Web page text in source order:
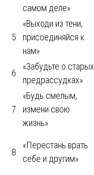
самом деле»
5
«Выходи из тени,
присоединяйся к
нам»
6
«Забудьте о старых
предрассудках»
7
«Будь смелым,
измени свою
жизнь»
8
«Перестань врать
себе и другим»